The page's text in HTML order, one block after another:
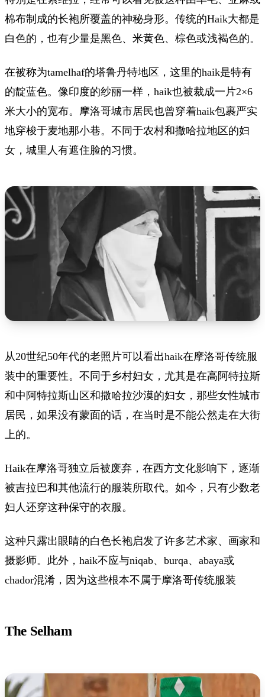
棉布制成的长袍所覆盖的神秘身形。传统的Haik大都是
白色的，也有少量是黑色、米黄色、棕色或浅褐色的。
在被称为tamelhaf的塔鲁丹特地区，这里的haik是特有
的靛蓝色。像印度的纱丽一样，haik也被裁成一片2×6
米大小的宽布。摩洛哥城市居民也曾穿着haik包裹严实
地穿梭于麦地那小巷。不同于农村和撒哈拉地区的妇
女，城里人有遮住脸的习惯。
从20世纪50年代的老照片可以看出haik在摩洛哥传统服
装中的重要性。不同于乡村妇女，尤其是在高阿特拉斯
和中阿特拉斯山区和撒哈拉沙漠的妇女，那些女性城市
居民，如果没有蒙面的话，在当时是不能公然走在大街
上的。
Haik在摩洛哥独立后被废弃，在西方文化影响下，逐渐
被吉拉巴和其他流行的服装所取代。如今，只有少数老
妇人还穿这种保守的衣服。
这种只露出眼睛的白色长袍启发了许多艺术家、画家和
摄影师。此外，haik不应与niqab、burqa、abaya或
chador混淆，因为这些根本不属于摩洛哥传统服装
The Selham